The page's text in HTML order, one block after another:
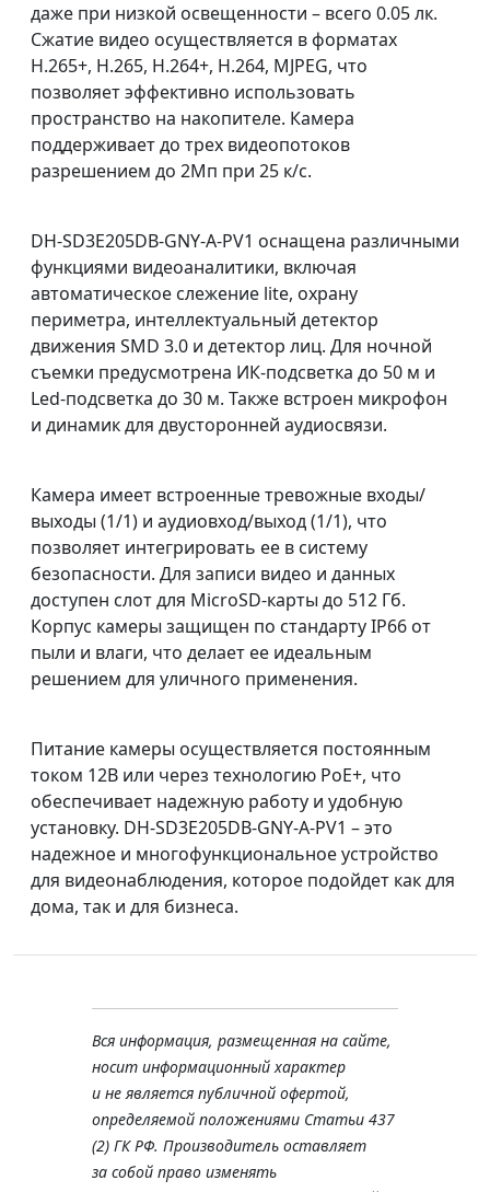
даже при низкой освещенности – всего 0.05 лк.
Сжатие видео осуществляется в форматах
H.265+, H.265, H.264+, H.264, MJPEG, что
позволяет эффективно использовать
пространство на накопителе. Камера
поддерживает до трех видеопотоков
разрешением до 2Мп при 25 к/с.
DH-SD3E205DB-GNY-A-PV1 оснащена различными
функциями видеоаналитики, включая
автоматическое слежение lite, охрану
периметра, интеллектуальный детектор
движения SMD 3.0 и детектор лиц. Для ночной
съемки предусмотрена ИК-подсветка до 50 м и
Led-подсветка до 30 м. Также встроен микрофон
и динамик для двусторонней аудиосвязи.
Камера имеет встроенные тревожные входы/
выходы (1/1) и аудиовход/выход (1/1), что
позволяет интегрировать ее в систему
безопасности. Для записи видео и данных
доступен слот для MicroSD-карты до 512 Гб.
Корпус камеры защищен по стандарту IP66 от
пыли и влаги, что делает ее идеальным
решением для уличного применения.
Питание камеры осуществляется постоянным
током 12В или через технологию PoE+, что
обеспечивает надежную работу и удобную
установку. DH-SD3E205DB-GNY-A-PV1 – это
надежное и многофункциональное устройство
для видеонаблюдения, которое подойдет как для
дома, так и для бизнеса.
Вся информация, размещенная на сайте,
носит информационный характер
и не является публичной офертой,
определяемой положениями Статьи 437
(2) ГК РФ. Производитель оставляет
за собой право изменять